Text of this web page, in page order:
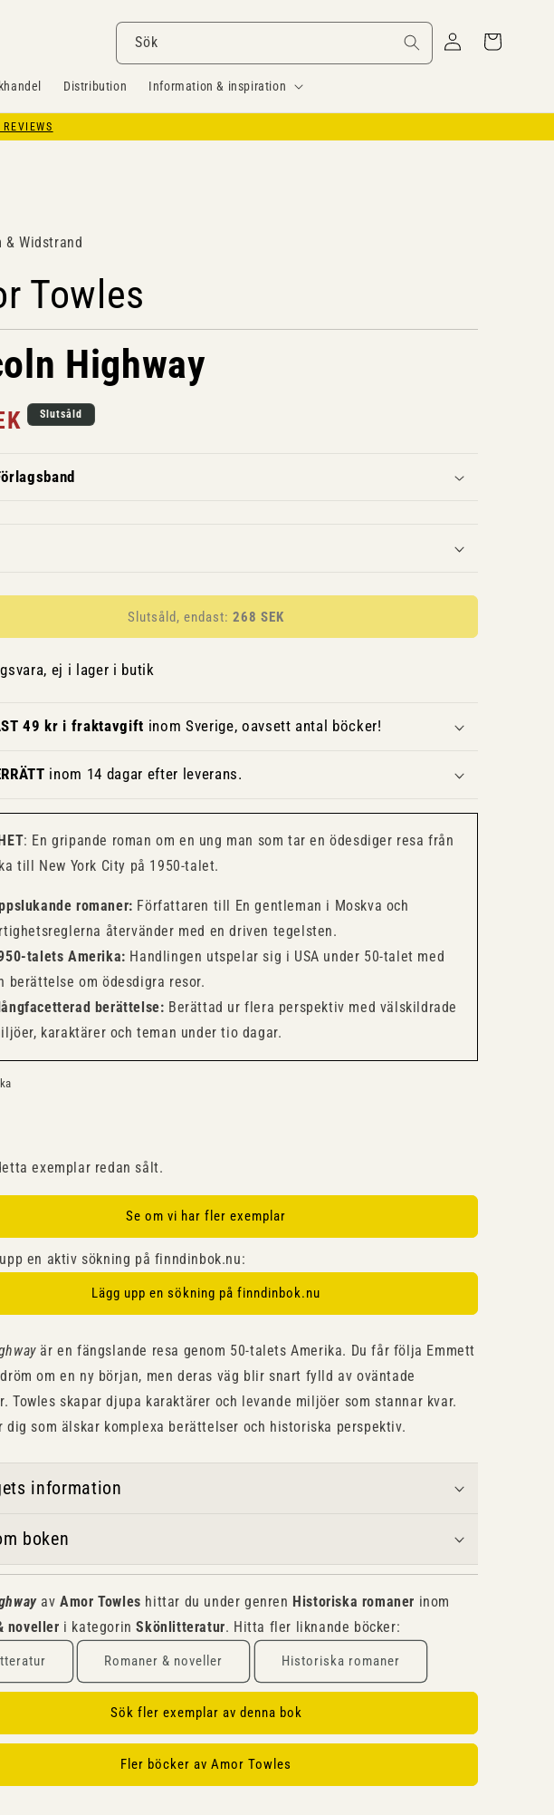
Distribution Information & inspiration
Sök
in
Varukorg
REVIEWS
& Widstrand
Towles
Highway
Slutsåld
Slutsåld, endast:268 SEK
ej i lager i butik
49 kr i fraktavgift inom Sverige, oavsett antal böcker!
inom 14 dagar efter leverans.
: En gripande roman om en ung man som tar en ödesdiger resa från
till New York City på 1950-talet.
romaner: Författaren till En gentleman i Moskva och
återvänder med en driven tegelsten.
talets Amerika: Handlingen utspelar sig i USA under 50-talet med
berättelse om ödesdigra resor.
berättelse: Berättad ur flera perspektiv med välskildrade
karaktärer och teman under tio dagar.
exemplar redan sålt.
Se om vi har fler exemplar
en aktiv sökning på finndinbok.nu:
Lägg upp en sökning på finndinbok.nu
är en fängslande resa genom 50-talets Amerika. Du får följa Emmett
om en ny början, men deras väg blir snart fylld av oväntade
Towles skapar djupa karaktärer och levande miljöer som stannar kvar.
dig som älskar komplexa berättelser och historiska perspektiv.
information
boken
avAmor Towles hittar du under genren Historiska romaner inom
noveller i kategorinSkönlitteratur. Hitta fler liknande böcker:
Romaner & noveller Historiska romaner
Sök fler exemplar av denna bok
Fler böcker av Amor Towles